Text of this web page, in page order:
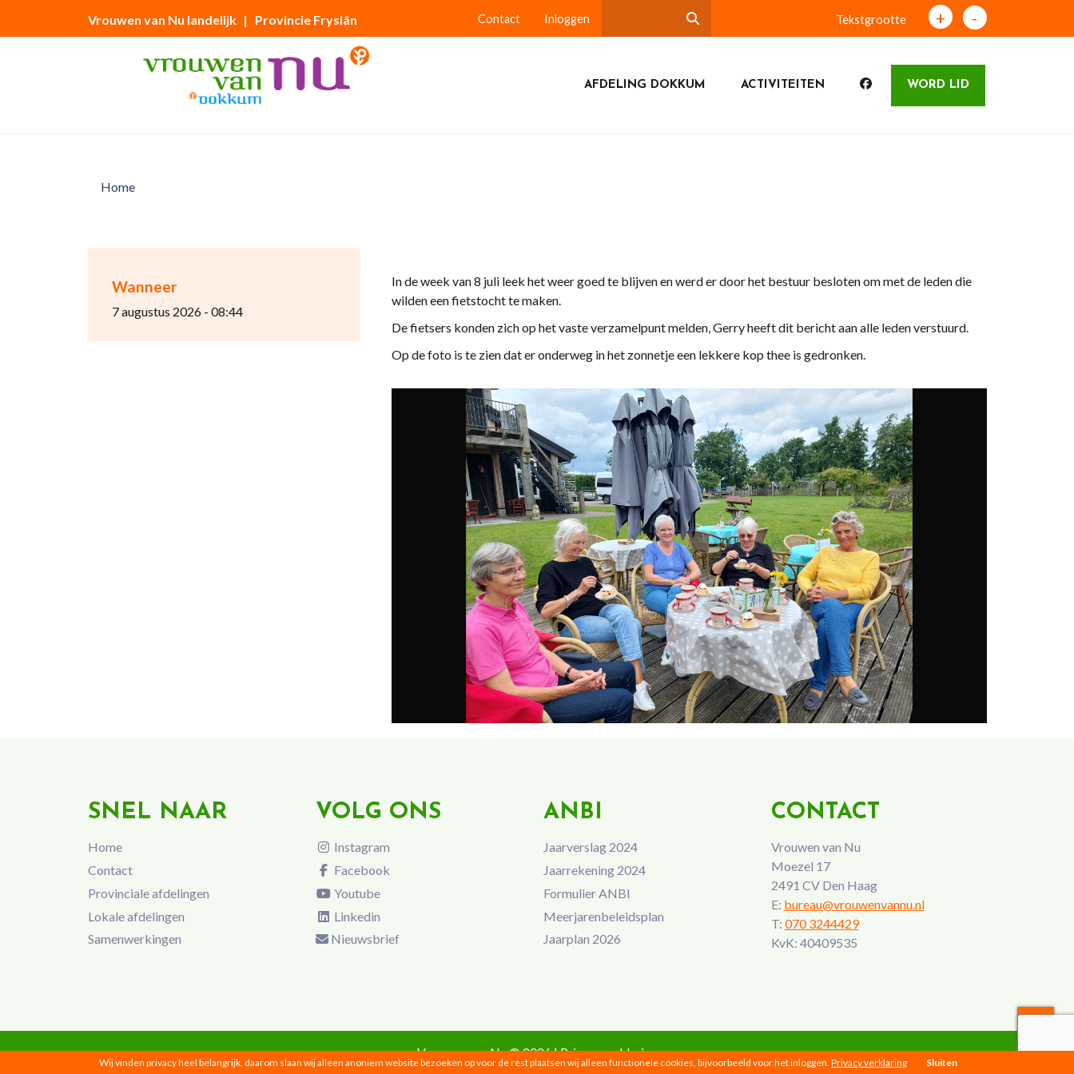
Vrouwen van Nu landelijk | Provincie Fryslân Contact Inloggen Tekstgrootte + -
AFDELING DOKKUM ACTIVITEITEN WORD LID
Home
Wanneer
7 augustus 2026 - 08:44
In de week van 8 juli leek het weer goed te blijven en werd er door het bestuur besloten om met de leden die
wilden een fietstocht te maken.
De fietsers konden zich op het vaste verzamelpunt melden, Gerry heeft dit bericht aan alle leden verstuurd.
Op de foto is te zien dat er onderweg in het zonnetje een lekkere kop thee is gedronken.
SNEL NAAR
Home
Contact
Provinciale afdelingen
Lokale afdelingen
Samenwerkingen
VOLG ONS
Instagram
Facebook
Youtube
Linkedin
Nieuwsbrief
ANBI
Jaarverslag 2024
Jaarrekening 2024
Formulier ANBI
Meerjarenbeleidsplan
Jaarplan 2026
CONTACT
Vrouwen van Nu
Moezel 17
2491 CV Den Haag
E: bureau@vrouwenvannu.nl
T: 070 3244429
KvK: 40409535
Vrouwen van Nu © 2026 |Privacyverklaring
Wij vinden privacy heel belangrijk, daarom slaan wij alleen anoniem website bezoeken op voor de rest plaatsen wij alleen functionele cookies, bijvoorbeeld voor het inloggen. Privacy verklaring Sluiten